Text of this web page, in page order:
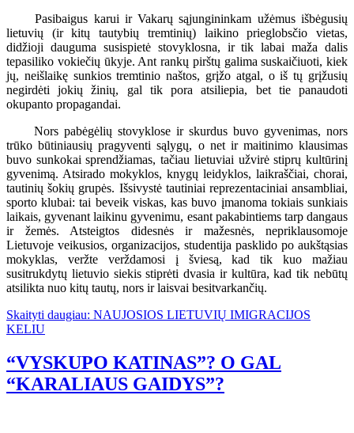
Pasibaigus karui ir Vakarų sąjungininkam užėmus išbėgusių
lietuvių (ir kitų tautybių tremtinių) laikino prieglobsčio vietas,
didžioji dauguma susispietė stovyklosna, ir tik labai maža dalis
tepasiliko vokiečių ūkyje. Ant rankų pirštų galima suskaičiuoti, kiek
jų, neišlaikę sunkios tremtinio naštos, grįžo atgal, o iš tų grįžusių
negirdėti jokių žinių, gal tik pora atsiliepia, bet tie panaudoti
okupanto propagandai.
Nors pabėgėlių stovyklose ir skurdus buvo gyvenimas, nors
trūko būtiniausių pragyventi sąlygų, o net ir maitinimo klausimas
buvo sunkokai sprendžiamas, tačiau lietuviai užvirė stiprų kultūrinį
gyvenimą. Atsirado mokyklos, knygų leidyklos, laikraščiai, chorai,
tautinių šokių grupės. Išsivystė tautiniai reprezentaciniai ansambliai,
sporto klubai: tai beveik viskas, kas buvo įmanoma tokiais sunkiais
laikais, gyvenant laikinu gyvenimu, esant pakabintiems tarp dangaus
ir žemės. Atsteigtos didesnės ir mažesnės, nepriklausomoje
Lietuvoje veikusios, organizacijos, studentija pasklido po aukštąsias
mokyklas, veržte verždamosi į šviesą, kad tik kuo mažiau
susitrukdytų lietuvio siekis stiprėti dvasia ir kultūra, kad tik nebūtų
atsilikta nuo kitų tautų, nors ir laisvai besitvarkančių.
Skaityti daugiau: NAUJOSIOS LIETUVIŲ IMIGRACIJOS
KELIU
“VYSKUPO KATINAS”? O GAL
“KARALIAUS GAIDYS”?